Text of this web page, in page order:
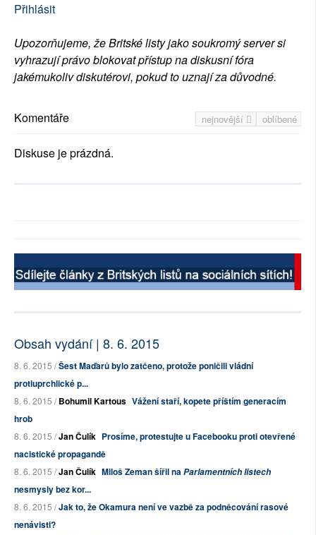
Přihlásit
Upozorňujeme, že Britské listy jako soukromý server si
vyhrazují právo blokovat přístup na diskusní fóra
jakémukoliv diskutérovi, pokud to uznají za důvodné.
nejnovější oblíbené
Komentáře
Diskuse je prázdná.
Obsah vydání | 8. 6. 2015
8. 6. 2015 /Šest Maďarů bylo zatčeno, protože poničili vládní
protiuprchlické p...
8. 6. 2015 /Bohumil Kartous Vážení staří, kopete příštím generacím
hrob
8. 6. 2015 /Jan Čulík Prosíme, protestujte u Facebooku proti otevřené
nacistické propagandě
8. 6. 2015 /Jan Čulík Miloš Zeman šířil naParlamentních listech
nesmysly bez kor...
8. 6. 2015 /Jak to, že Okamura není ve vazbě za podněcování rasové
nenávisti?